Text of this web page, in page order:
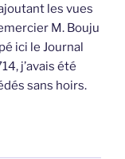
les vues
M. Bouju
ici le Journal
j’avais été
sans hoirs.